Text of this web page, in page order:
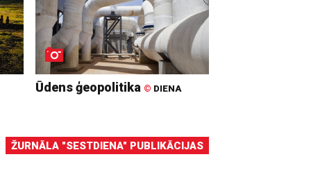
Ūdens ģeopolitika © DIENA
ŽURNĀLA "SESTDIENA" PUBLIKĀCIJAS